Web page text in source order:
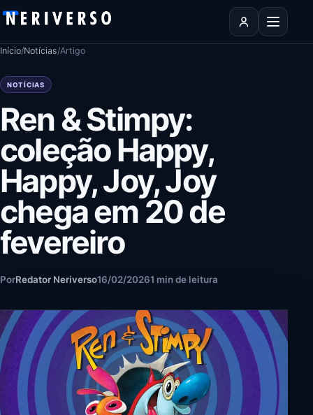
Pular para o conteúdo
Abrir
Início/Notícias/Artigo
NOTÍCIAS
Ren & Stimpy:
coleção Happy,
Happy, Joy, Joy
chega em 20 de
fevereiro
PorRedator Neriverso16/02/20261 min de leitura